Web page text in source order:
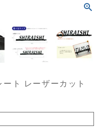
ート レーザーカット